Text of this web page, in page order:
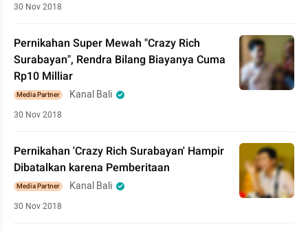
30 Nov 2018
Pernikahan Super Mewah "Crazy Rich
Surabayan", Rendra Bilang Biayanya Cuma
Rp10 Milliar
Media Partner Kanal Bali
30 Nov 2018
Pernikahan 'Crazy Rich Surabayan' Hampir
Dibatalkan karena Pemberitaan
Media Partner Kanal Bali
30 Nov 2018